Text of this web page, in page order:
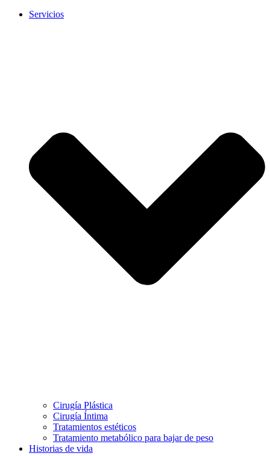
Servicios
Cirugía Plástica
Cirugía Íntima
Tratamientos estéticos
Tratamiento metabólico para bajar de peso
Historias de vida